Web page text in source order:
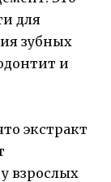
для
зубных
и
экстракт
взрослых